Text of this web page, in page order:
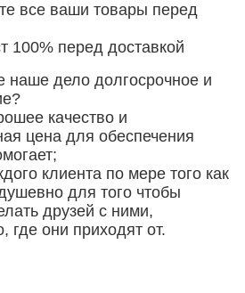
все ваши товары перед
100% перед доставкой
наше дело долгосрочное и
качество и
цена для обеспечения
клиента по мере того как
для того чтобы
друзей с ними,
где они приходят от.